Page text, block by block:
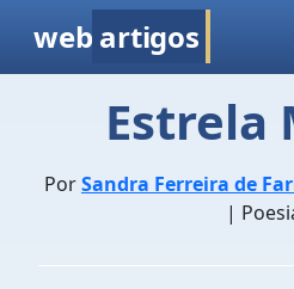
web artigos
Estrela
PorSandra Ferreira de
|